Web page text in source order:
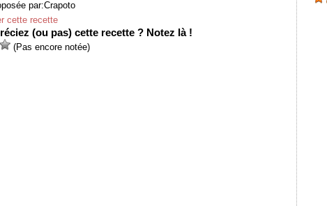
par:Crapoto
cette recette
(ou pas) cette recette ? Notez là !
(Pas encore notée)